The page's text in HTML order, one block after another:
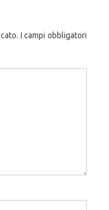
I campi obbligatori